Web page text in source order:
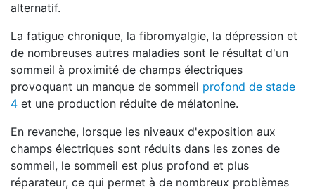
alternatif.
La fatigue chronique, la fibromyalgie, la dépression et
de nombreuses autres maladies sont le résultat d'un
sommeil à proximité de champs électriques
provoquant un manque de sommeil profond de stade
4 et une production réduite de mélatonine.
En revanche, lorsque les niveaux d'exposition aux
champs électriques sont réduits dans les zones de
sommeil, le sommeil est plus profond et plus
réparateur, ce qui permet à de nombreux problèmes